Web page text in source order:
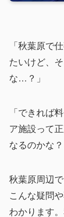
「秋葉原で
たいけど、
な…？」
「できれば
ア施設って
なるのかな？
秋葉原周辺
こんな疑問
わかります